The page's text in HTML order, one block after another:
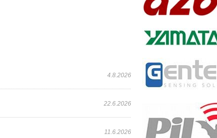
4.8.2026
22.6.2026
11.6.2026